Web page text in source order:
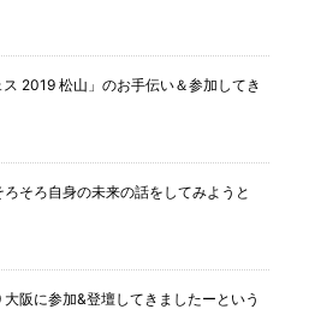
ス 2019 松山」のお手伝い＆参加してき
そろ自身の未来の話をしてみようと
阪に参加&登壇してきましたーという